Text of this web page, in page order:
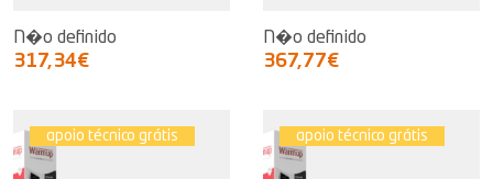
N�o definido
317,34€
N�o definido
367,77€
apoio técnico grátis apoio técnico grátis